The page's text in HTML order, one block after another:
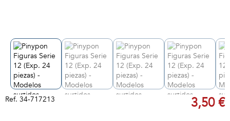
Ref. 34-717213 3,50 €